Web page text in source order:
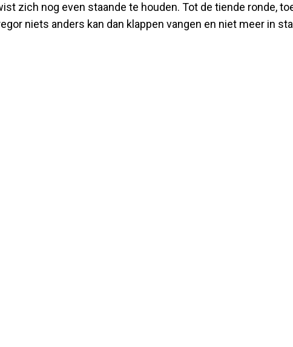
zich nog even staande te houden. Tot de tiende ronde,
niets anders kan dan klappen vangen en niet meer in